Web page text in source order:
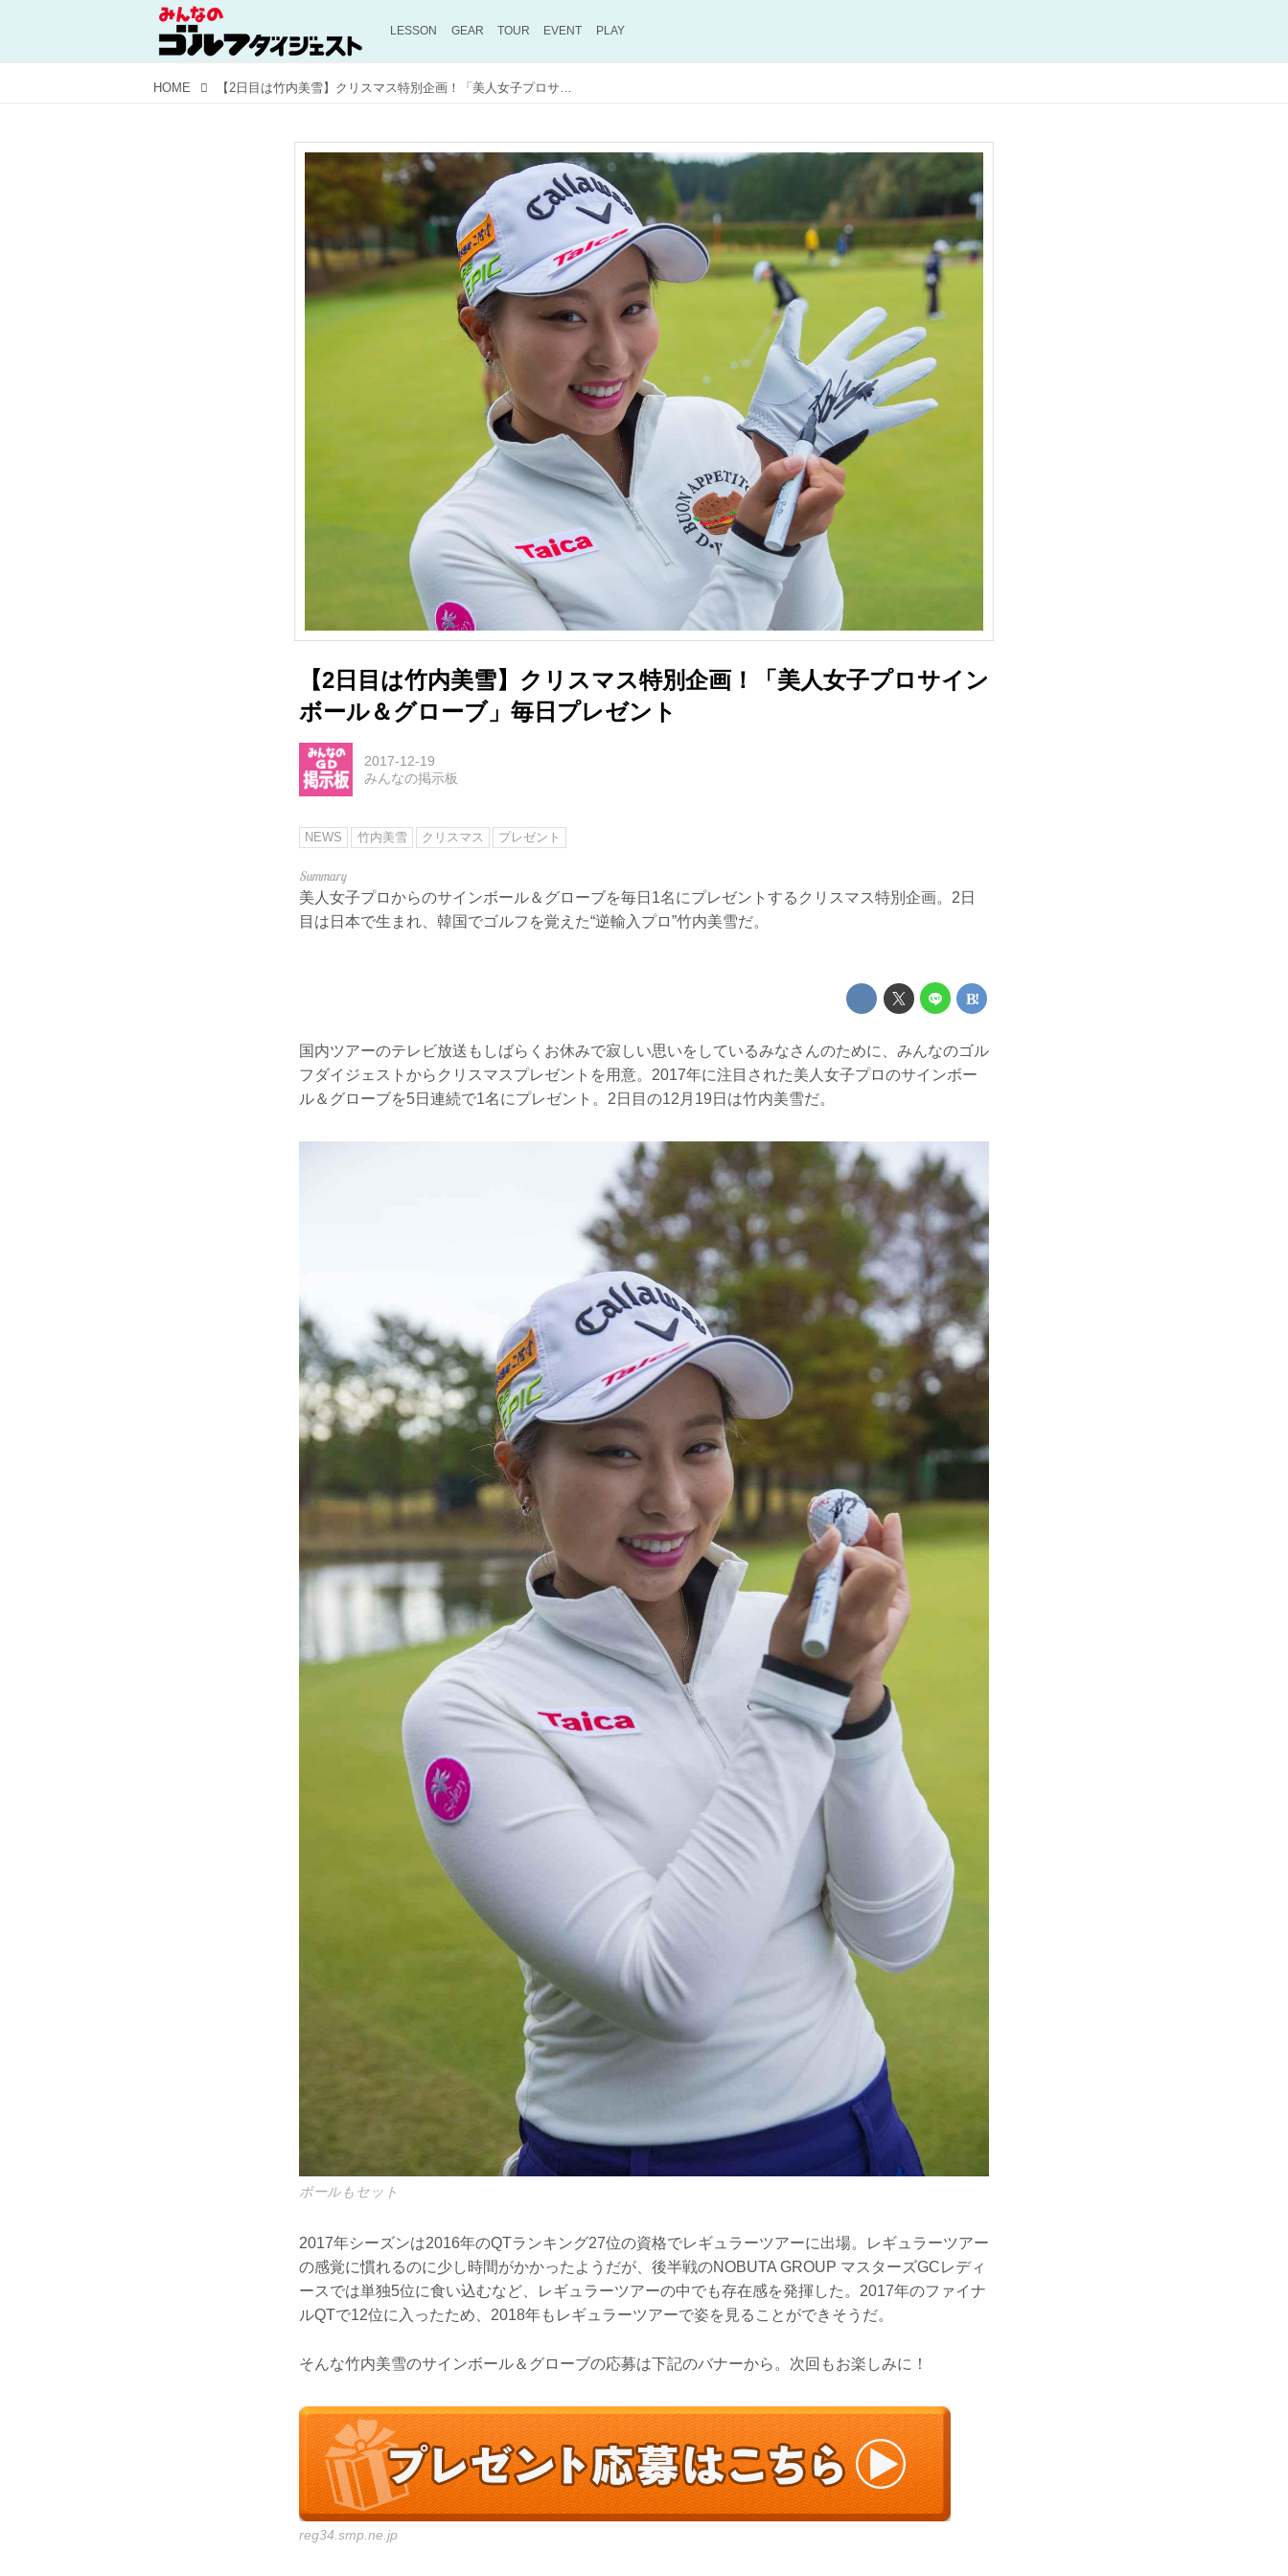
LESSON GEAR TOUR EVENT PLAY
HOME 【2日目は竹内美雪】クリスマス特別企画！「美人女子プロサインボール＆グローブ」毎日プレゼント
【2日目は竹内美雪】クリスマス特別企画！「美人女子プロサイン
ボール＆グローブ」毎日プレゼント
2017-12-19
みんなの掲示板
NEWS 竹内美雪 クリスマス プレゼント
美人女子プロからのサインボール＆グローブを毎日1名にプレゼントするクリスマス特別企画。2日
目は日本で生まれ、韓国でゴルフを覚えた“逆輸入プロ”竹内美雪だ。
国内ツアーのテレビ放送もしばらくお休みで寂しい思いをしているみなさんのために、みんなのゴル
フダイジェストからクリスマスプレゼントを用意。2017年に注目された美人女子プロのサインボー
ル＆グローブを5日連続で1名にプレゼント。2日目の12月19日は竹内美雪だ。
ボールもセット
2017年シーズンは2016年のQTランキング27位の資格でレギュラーツアーに出場。レギュラーツアー
の感覚に慣れるのに少し時間がかかったようだが、後半戦のNOBUTA GROUP マスターズGCレディ
ースでは単独5位に食い込むなど、レギュラーツアーの中でも存在感を発揮した。2017年のファイナ
ルQTで12位に入ったため、2018年もレギュラーツアーで姿を見ることができそうだ。
そんな竹内美雪のサインボール＆グローブの応募は下記のバナーから。次回もお楽しみに！
reg34.smp.ne.jp